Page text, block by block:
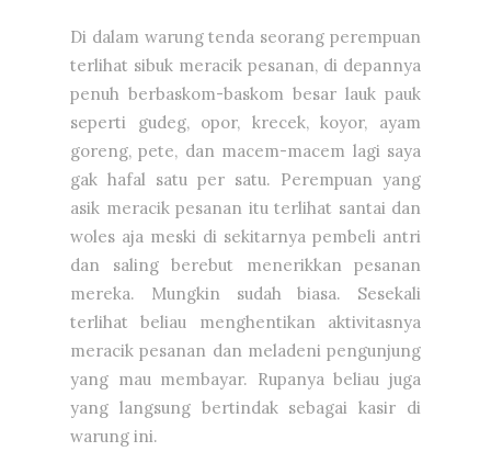
Di dalam warung tenda seorang perempuan
terlihat sibuk meracik pesanan, di depannya
penuh berbaskom-baskom besar lauk pauk
seperti gudeg, opor, krecek, koyor, ayam
goreng, pete, dan macem-macem lagi saya
gak hafal satu per satu. Perempuan yang
asik meracik pesanan itu terlihat santai dan
woles aja meski di sekitarnya pembeli antri
dan saling berebut menerikkan pesanan
mereka. Mungkin sudah biasa. Sesekali
terlihat beliau menghentikan aktivitasnya
meracik pesanan dan meladeni pengunjung
yang mau membayar. Rupanya beliau juga
yang langsung bertindak sebagai kasir di
warung ini.